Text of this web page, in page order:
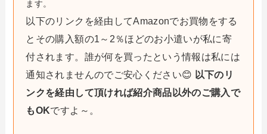
ます。
以下のリンクを経由してAmazonでお買物をする
とその購入額の1～2％ほどのお小遣いが私に寄
付されます。誰が何を買ったという情報は私には
通知されませんのでご安心ください😊 以下のリ
ンクを経由して頂ければ紹介商品以外のご購入で
もOKですよ～。